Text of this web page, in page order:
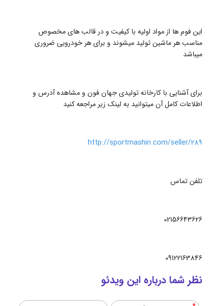
این فوم ها از مواد اولیه با کیفیت و در قالب های مخصوص
مناسب هر ماشین تولید میشوند و برای هر خودرویی ضروری
میباشد
برای آشنایی با کارخانه تولیدی جهان فون و مشاهده آدرس و
اطلاعات کامل آن میتوانید به لینک زیر مراجعه کنید
http://sportmashin.com/seller/289
تلفن تماس
02156643626
09122163846
نظر شما درباره این ویدئو